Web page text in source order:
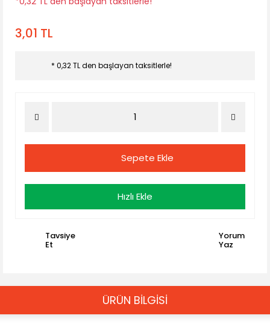
3,01 TL
* 0,32 TL den başlayan taksitlerle!
Sepete Ekle
Hızlı Ekle
Tavsiye
Et
Yorum
Yaz
ÜRÜN BİLGİSİ